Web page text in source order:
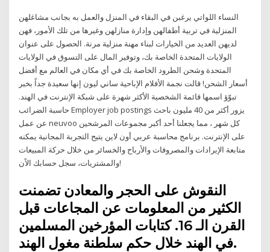
النساء اللواتي يرغبن في البقاء في المنزل والعمل به بجانب مشاغلهن
المنزلية في تربية أطفالهن وإدارة منازلهن وغيرها من تلك الأمور، فهن
لديهن العديد من الخيارات لبناء مهنة منزلية مرنة. الحصول على عنوان
الولايات المتحدة الخاصة بك، وتوفير المال على التسوق في الولايات
المتحدة وشحن الطرود الخاصة بك في أي مكان في العالم مع أفضل
أسعار الشحن! قالت نجمة الأفلام الإباحية ساني ليون إنها سعيدة جداً بخبر
تبوّؤ اسمها قائمة الشخصية الأكثر شهرة على شبكة الإنترنت في الهند.
حاسبة الضرائب Employer job postings يزور أكثر من 40 مليون باحث
عن عمل neuvoo كل شهر ، مما يجعلنا أحد أكبر مجموعات المرشحين
على الإنترنت. برنامج محاسبة عربي أون لاين يتيح التجربة المجانية يمكنه
متابعة الإيرادات والمصروفات والأرباح والخسائر من خلال حركة المبيعات
والمشتريات، سجل حسابك الاًن!
النقوش على الحجر والمعادن تضمنت
الكثير من المعلومات عن المجاعات قبل
القرن الـ 16. كتابات المؤرخين المسلمين
في الهند خلال حكم سلطنة مغول الهند.